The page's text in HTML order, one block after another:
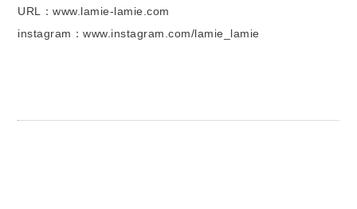
URL：www.lamie-lamie.com
instagram：www.instagram.com/lamie_lamie